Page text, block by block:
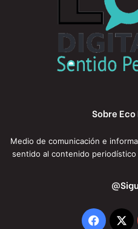
Sobre
Medio de comunicación e
sentido al contenido periodístico
X